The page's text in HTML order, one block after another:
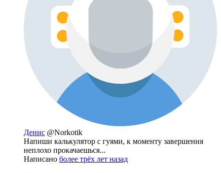
Денис @Norkotik
Напиши калькулятор с гуями, к моменту завершения
неплохо прокачаешься...
Написано более трёх лет назад